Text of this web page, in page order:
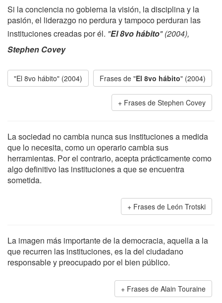
Si la conciencia no gobierna la visión, la disciplina y la
pasión, el liderazgo no perdura y tampoco perduran las
instituciones creadas por él. "El 8vo hábito" (2004),
Stephen Covey
"El 8vo hábito" (2004) Frases de "El 8vo hábito" (2004)
Frases de Stephen Covey
La sociedad no cambia nunca sus instituciones a medida
que lo necesita, como un operario cambia sus
herramientas. Por el contrario, acepta prácticamente como
algo definitivo las instituciones a que se encuentra
sometida.
Frases de León Trotski
La imagen más importante de la democracia, aquella a la
que recurren las instituciones, es la del ciudadano
responsable y preocupado por el bien público.
Frases de Alain Touraine